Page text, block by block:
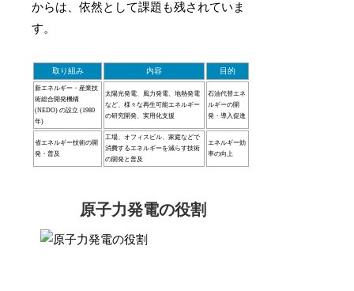
からは、依然として課題も残されていま
す。
取り組み 内容 目的
新エネルギー・産業技
術総合開発機構
(NEDO) の設立 (1980
年)
太陽光発電、風力発電、地熱発電
など、様々な再生可能エネルギー
の研究開発、実用化支援
石油代替エネ
ルギーの開
発・導入促進
省エネルギー技術の開
発・普及
工場、オフィスビル、家庭などで
消費するエネルギーを減らす技術
の開発と普及
エネルギー効
率の向上
原子力発電の役割